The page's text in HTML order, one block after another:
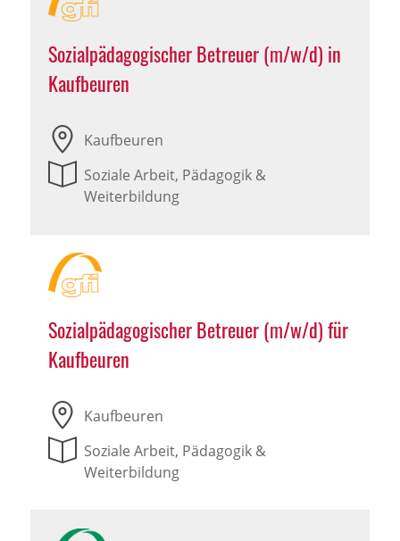
Sozialpädagogischer Betreuer (m/w/d) in
Kaufbeuren
Kaufbeuren
Soziale Arbeit, Pädagogik &
Weiterbildung
Sozialpädagogischer Betreuer (m/w/d) für
Kaufbeuren
Kaufbeuren
Soziale Arbeit, Pädagogik &
Weiterbildung